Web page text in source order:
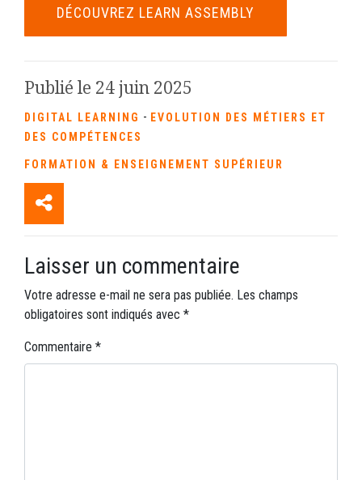
DÉCOUVREZ LEARN ASSEMBLY
Publié le 24 juin 2025
DIGITAL LEARNING - EVOLUTION DES MÉTIERS ET
DES COMPÉTENCES
FORMATION & ENSEIGNEMENT SUPÉRIEUR
Laisser un commentaire
Votre adresse e-mail ne sera pas publiée. Les champs
obligatoires sont indiqués avec *
Commentaire *